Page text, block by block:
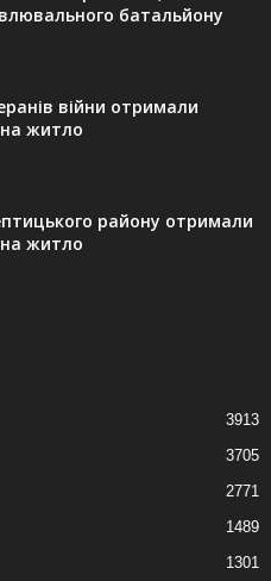
батальйону
війни отримали
житло
району отримали
житло
3913
3705
2771
1489
1301